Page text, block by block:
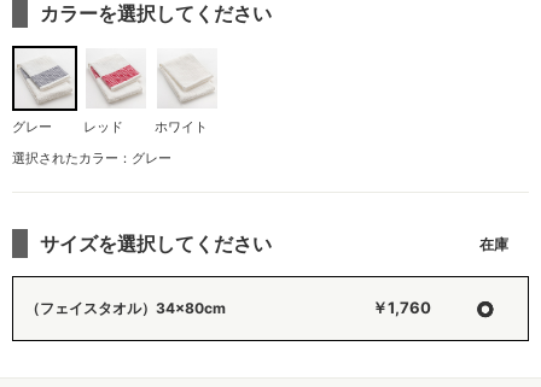
カラーを選択してください
グレー レッド
ホワイト
選択されたカラー：グレー
サイズを選択してください
（フェイスタオル）34×80cm ￥1,760 ○